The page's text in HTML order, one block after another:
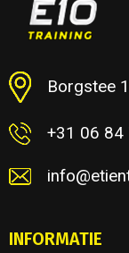
Borgstee
+31 06 84
INFORMATIE